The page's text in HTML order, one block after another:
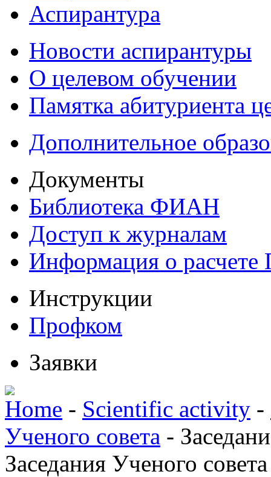
Аспирантура
Новости аспирантуры
О целевом обучении
Памятка абитуриента
Дополнительное
Документы
Библиотека ФИАН
Доступ к журналам
Информация о
Инструкции
Профком
Заявки
Home - Scientific activity -
Ученого совета -
Заседания Ученого